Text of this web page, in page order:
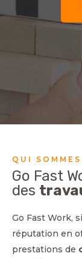
QUI
Go Fast
des
Go Fast Work,
réputation en
prestations de